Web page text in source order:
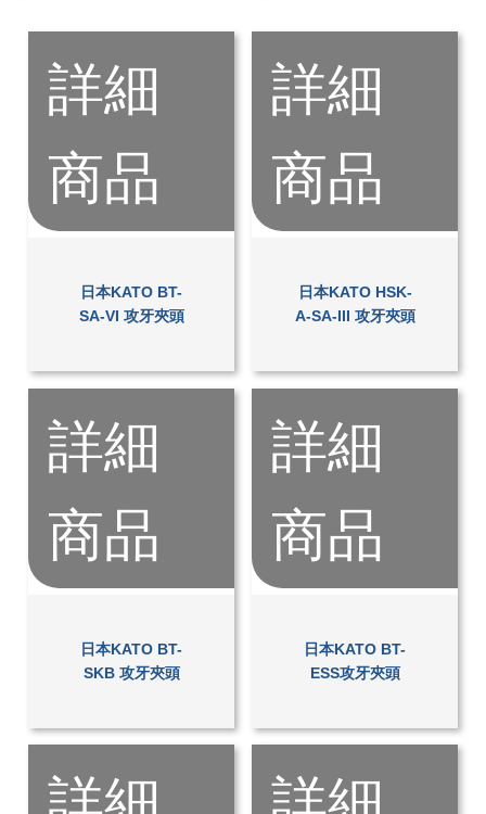
詳細
商品
日本KATO BT-
SA-VI 攻牙夾頭
詳細
商品
日本KATO HSK-
A-SA-III 攻牙夾頭
詳細
商品
日本KATO BT-
SKB 攻牙夾頭
詳細
商品
日本KATO BT-
ESS攻牙夾頭